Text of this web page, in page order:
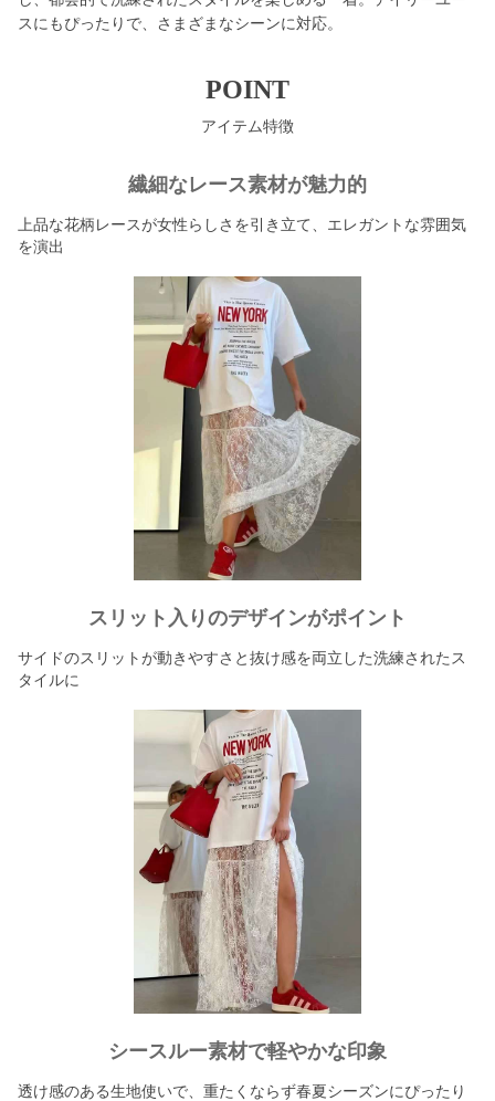
スにもぴったりで、さまざまなシーンに対応。
POINT
アイテム特徴
繊細なレース素材が魅力的
上品な花柄レースが女性らしさを引き立て、エレガントな雰囲気
を演出
スリット入りのデザインがポイント
サイドのスリットが動きやすさと抜け感を両立した洗練されたス
タイルに
シースルー素材で軽やかな印象
透け感のある生地使いで、重たくならず春夏シーズンにぴったり